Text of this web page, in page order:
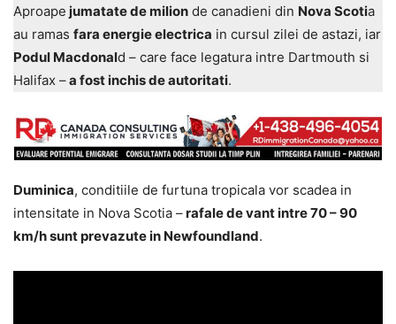
Aproape jumatate de milion de canadieni din Nova Scotia
au ramas fara energie electrica in cursul zilei de astazi, iar
Podul Macdonald – care face legatura intre Dartmouth si
Halifax –a fost inchis de autoritati.
Duminica, conditiile de furtuna tropicala vor scadea in
intensitate in Nova Scotia –rafale de vant intre 70 – 90
km/h sunt prevazute in Newfoundland.